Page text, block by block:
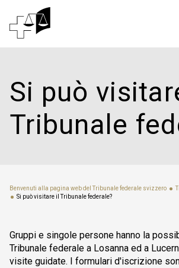
Comunicazione elettronica
Tribunale federale
Lavorare al Tribunale
Si può
Tribunale
Benvenuti alla pagina web del Tribunale federale svizzero
Si può visitare il Tribunale federale?
Gruppi e singole persone hanno la
Tribunale federale a Losanna ed a
visite guidate. I formulari d'iscrizione